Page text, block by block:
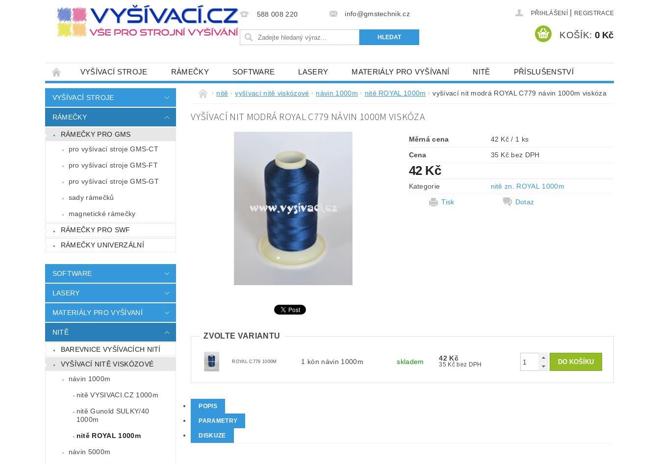
588 008 220 info@gmstechnik.cz PŘIHLÁŠENÍ REGISTRACE
KOŠÍK: 0 Kč
VYŠÍVACÍ STROJE RÁMEČKY SOFTWARE LASERY MATERIÁLY PRO VYŠÍVANÍ NITĚ PŘÍSLUŠENSTVÍ
JEHLY SADY NITÍ A STARTOVACÍ SETY PRO VYŠÍVÁNÍ BAREVNICE A KATALOGY DOPRODEJ A SLEVY HOT-FIX KAMENY
HOT-FIX APLIKACE ZAKÁZKOVÁ VÝROBA, SLUŽBY
CENÍK DOPRAVY (NÁKLADŮ EXPEDICE) PLATNÝ OD 6. 5.2024
ZÁSADY OCHRANY OSOBNÍCH ÚDAJŮ
VYŠÍVACÍ STROJE
RÁMEČKY
RÁMEČKY PRO GMS
pro vyšívací stroje GMS-CT
pro vyšívací stroje GMS-FT
pro vyšívací stroje GMS-GT
sady rámečků
magnetické rámečky
RÁMEČKY PRO SWF
RÁMEČKY UNIVERZÁLNÍ
SOFTWARE
LASERY
MATERIÁLY PRO VYŠÍVANÍ
NITĚ
BAREVNICE VYŠÍVACÍCH NITÍ
VYŠÍVACÍ NITĚ VISKÓZOVÉ
návin 1000m
nitě VYSIVACI.CZ 1000m
nitě Gunold SULKY/40
1000m
nitě ROYAL 1000m
návin 5000m
nitě vyšívací nitě viskózové návin 1000m nitě ROYAL 1000m vyšívací nit modrá ROYAL C779 návin 1000m viskóza
VYŠÍVACÍ NIT MODRÁ ROYAL C779 NÁVIN 1000M VISKÓZA
Měrná cena
42 Kč / 1 ks
Cena
35 Kč bez DPH
42 Kč
Kategorie
nitě zn. ROYAL 1000m
Tisk
Dotaz
ZVOLTE VARIANTU
ROYAL C779 1000M 1 kón návin 1000m skladem 42 Kč
35 Kč bez DPH
POPIS
PARAMETRY
DISKUZE